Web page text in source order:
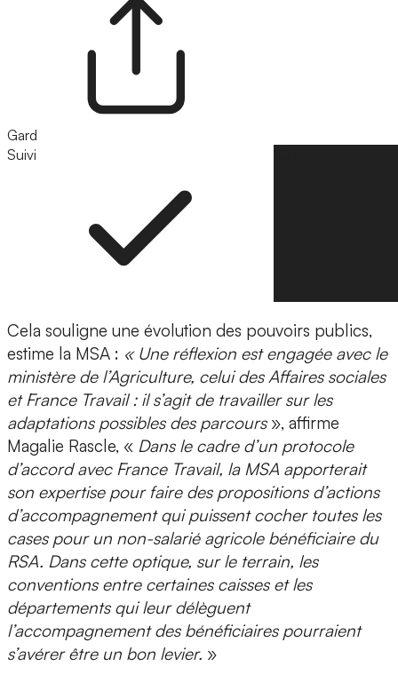
Gard
Suivi
Cela souligne une évolution des pouvoirs publics,
estime la MSA : « Une réflexion est engagée avec le
ministère de l’Agriculture, celui des Affaires sociales
et France Travail : il s’agit de travailler sur les
adaptations possibles des parcours», affirme
Magalie Rascle, « Dans le cadre d’un protocole
d’accord avec France Travail, la MSA apporterait
son expertise pour faire des propositions d’actions
d’accompagnement qui puissent cocher toutes les
cases pour un non-salarié agricole bénéficiaire du
RSA. Dans cette optique, sur le terrain, les
conventions entre certaines caisses et les
départements qui leur délèguent
l’accompagnement des bénéficiaires pourraient
s’avérer être un bon levier. »